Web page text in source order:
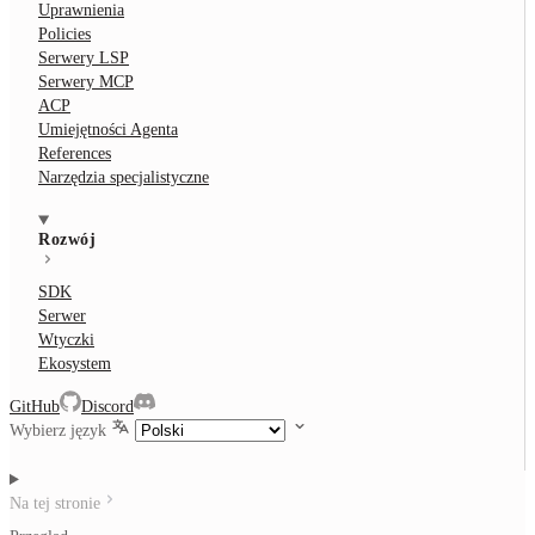
Uprawnienia
Policies
Serwery LSP
Serwery MCP
ACP
Umiejętności Agenta
References
Narzędzia specjalistyczne
Rozwój
SDK
Serwer
Wtyczki
Ekosystem
GitHub
Discord
Wybierz język
Na tej stronie